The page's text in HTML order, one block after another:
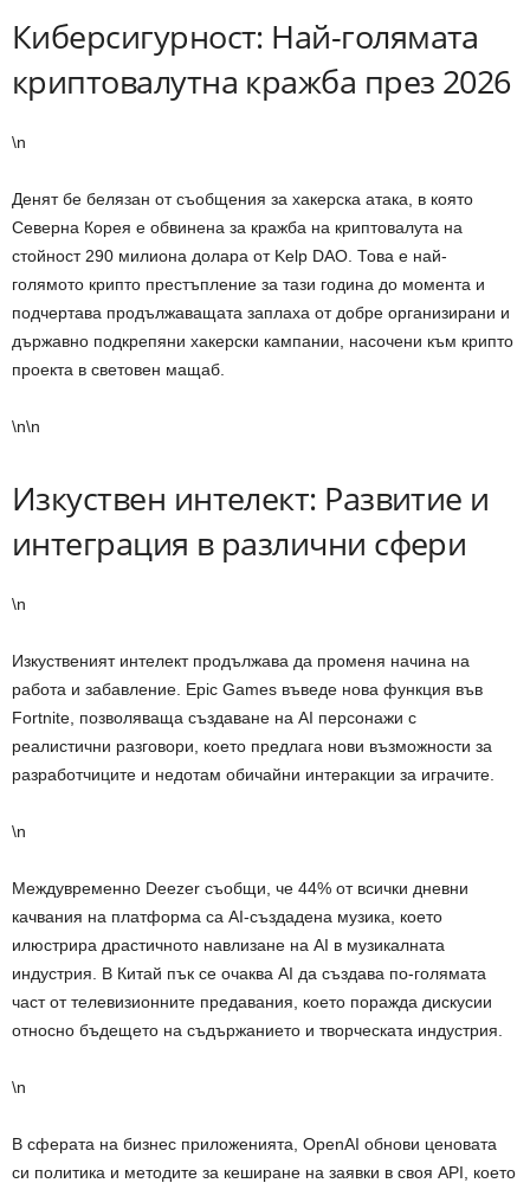
Киберсигурност: Най-голямата
криптовалутна кражба през 2026
\n
Денят бе белязан от съобщения за хакерска атака, в която
Северна Корея е обвинена за кражба на криптовалута на
стойност 290 милиона долара от Kelp DAO. Това е най-
голямото крипто престъпление за тази година до момента и
подчертава продължаващата заплаха от добре организирани и
държавно подкрепяни хакерски кампании, насочени към крипто
проекта в световен мащаб.
\n\n
Изкуствен интелект: Развитие и
интеграция в различни сфери
\n
Изкуственият интелект продължава да променя начина на
работа и забавление. Epic Games въведе нова функция във
Fortnite, позволяваща създаване на AI персонажи с
реалистични разговори, което предлага нови възможности за
разработчиците и недотам обичайни интеракции за играчите.
\n
Междувременно Deezer съобщи, че 44% от всички дневни
качвания на платформа са AI-създадена музика, което
илюстрира драстичното навлизане на AI в музикалната
индустрия. В Китай пък се очаква AI да създава по-голямата
част от телевизионните предавания, което поражда дискусии
относно бъдещето на съдържанието и творческата индустрия.
\n
В сферата на бизнес приложенията, OpenAI обнови ценовата
си политика и методите за кеширане на заявки в своя API, което